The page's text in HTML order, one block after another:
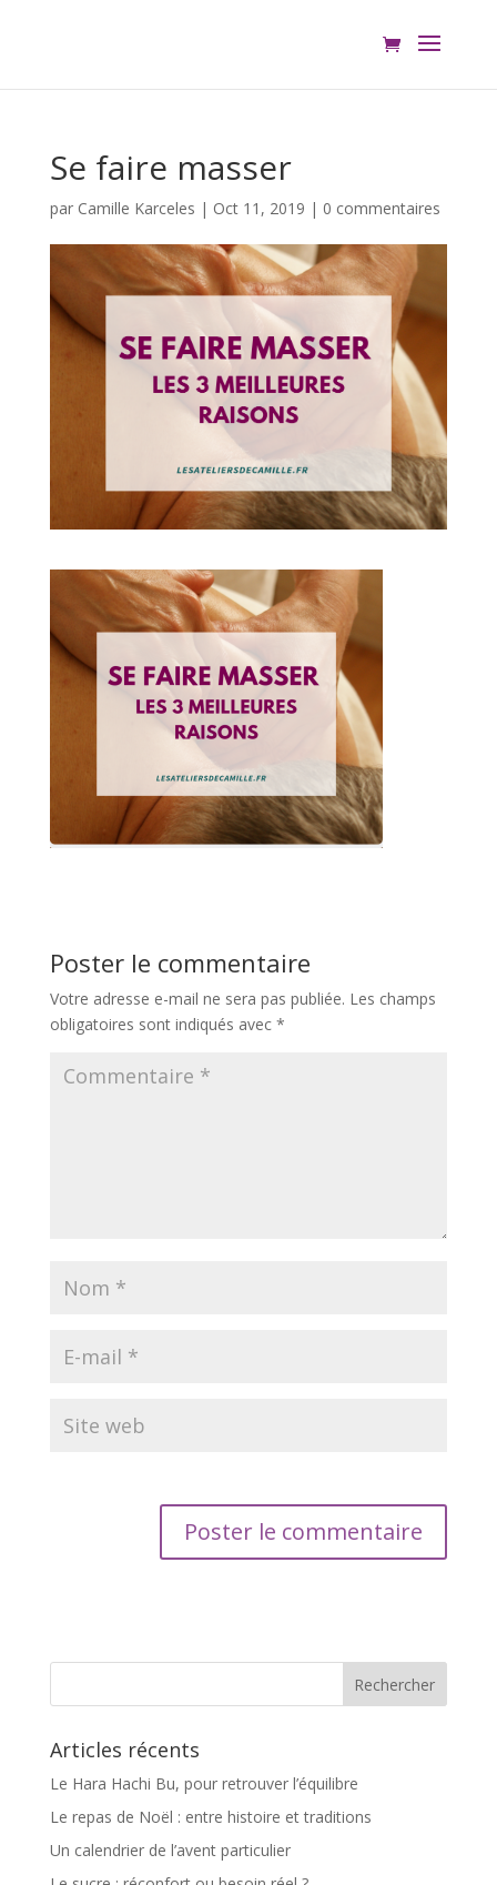
Se faire masser
par Camille Karceles | Oct 11, 2019 | 0 commentaires
Poster le commentaire
Votre adresse e-mail ne sera pas publiée. Les champs
obligatoires sont indiqués avec *
Articles récents
Le Hara Hachi Bu, pour retrouver l’équilibre
Le repas de Noël : entre histoire et traditions
Un calendrier de l’avent particulier